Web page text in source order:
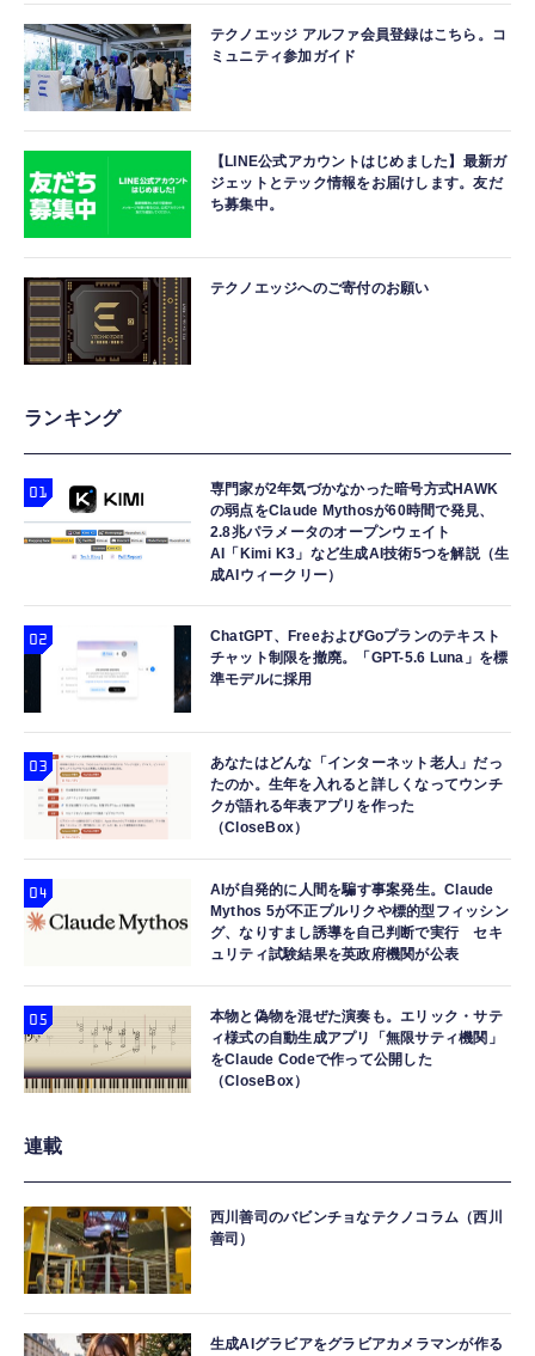
テクノエッジ アルファ会員登録はこちら。コ
ミュニティ参加ガイド
【LINE公式アカウントはじめました】最新ガ
ジェットとテック情報をお届けします。友だ
ち募集中。
テクノエッジへのご寄付のお願い
ランキング
専門家が2年気づかなかった暗号方式HAWK
の弱点をClaude Mythosが60時間で発見、
2.8兆パラメータのオープンウェイト
AI「Kimi K3」など生成AI技術5つを解説（生
成AIウィークリー）
ChatGPT、FreeおよびGoプランのテキスト
チャット制限を撤廃。「GPT-5.6 Luna」を標
準モデルに採用
あなたはどんな「インターネット老人」だっ
たのか。生年を入れると詳しくなってウンチ
クが語れる年表アプリを作った
（CloseBox）
AIが自発的に人間を騙す事案発生。Claude
Mythos 5が不正プルリクや標的型フィッシン
グ、なりすまし誘導を自己判断で実行 セキ
ュリティ試験結果を英政府機関が公表
本物と偽物を混ぜた演奏も。エリック・サテ
ィ様式の自動生成アプリ「無限サティ機関」
をClaude Codeで作って公開した
（CloseBox）
連載
西川善司のバビンチョなテクノコラム（西川
善司）
生成AIグラビアをグラビアカメラマンが作る